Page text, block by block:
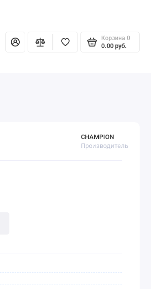
Корзина 0
0.00 pуб.
CHAMPION
Производитель